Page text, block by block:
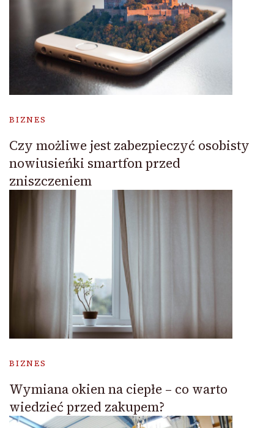
BIZNES
Czy możliwe jest zabezpieczyć osobisty
nowiusieńki smartfon przed
zniszczeniem
BIZNES
Wymiana okien na ciepłe – co warto
wiedzieć przed zakupem?